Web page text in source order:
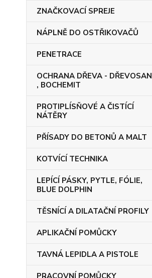
ZNAČKOVACÍ SPREJE
NÁPLNĚ DO OSTŘIKOVAČŮ
PENETRACE
OCHRANA DŘEVA - DŘEVOSAN
, BOCHEMIT
PROTIPLÍSŇOVÉ A ČISTÍCÍ
NÁTĚRY
PŘÍSADY DO BETONŮ A MALT
KOTVÍCÍ TECHNIKA
LEPÍCÍ PÁSKY, PYTLE, FÓLIE,
BLUE DOLPHIN
TĚSNÍCÍ A DILATAČNÍ PROFILY
APLIKAČNÍ POMŮCKY
TAVNÁ LEPIDLA A PISTOLE
PRACOVNÍ POMŮCKY